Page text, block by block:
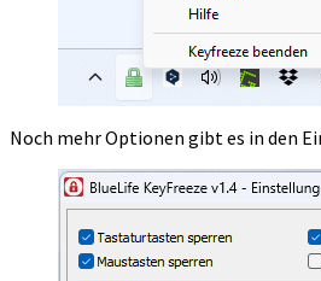
Noch mehr Optionen gibt es in den